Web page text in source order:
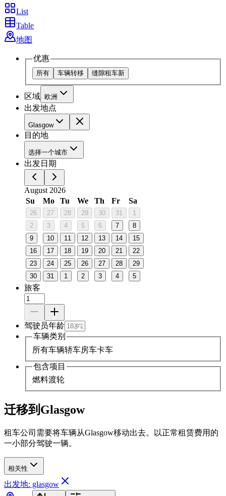
List
Table
地图
优惠
所有 车辆转移 缝隙租车新
区域 欧洲
出发地点
Glasgow
目的地
选择一个城市
出发日期
August 2026
Su
Mo Tu We Th Fr Sa
26 27 28 29 30 31
1
2
3 4 5 6 7
8
9
10 11 12 13 14
15
16
17 18 19 20 21
22
23
24 25 26 27 28
29
30
31 1 2 3 4 5
旅客
驾驶员年龄
车辆类别
所有车辆轿车房车卡车
包含项目
燃料渡轮
迁移到Glasgow
租车公司需要将车辆从Glasgow移动出去。以正常租赁费用的
一小部分驾驶一辆。
相关性
出发地: glasgow